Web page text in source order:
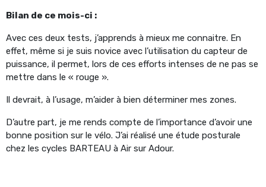
Bilan de ce mois-ci :
Avec ces deux tests, j’apprends à mieux me connaitre. En
effet, même si je suis novice avec l’utilisation du capteur de
puissance, il permet, lors de ces efforts intenses de ne pas se
mettre dans le « rouge ».
Il devrait, à l’usage, m’aider à bien déterminer mes zones.
D’autre part, je me rends compte de l’importance d’avoir une
bonne position sur le vélo. J’ai réalisé une étude posturale
chez les cycles BARTEAU à Air sur Adour.